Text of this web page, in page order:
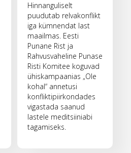
Hinnanguliselt
puudutab relvakonflikt
iga kümnendat last
maailmas. Eesti
Punane Rist ja
Rahvusvaheline Punase
Risti Komitee koguvad
ühiskampaanias „Ole
kohal“ annetusi
konfliktipiirkondades
vigastada saanud
lastele meditsiiniabi
tagamiseks.